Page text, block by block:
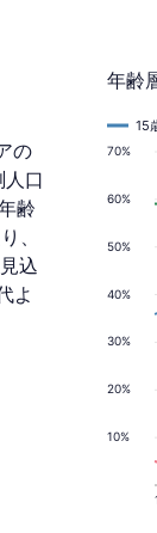
の
口
齢
、
込
よ
年齢
10%
20%
30%
40%
50%
60%
70%
15